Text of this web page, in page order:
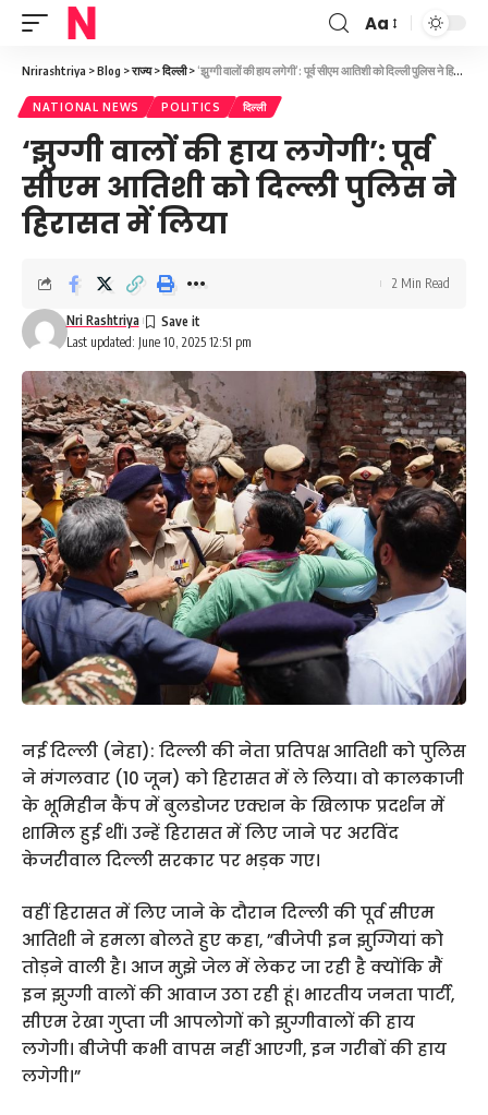
Font
Resizer
Aa
Nrirashtriya >Blog >राज्य>दिल्ली> ‘झुग्गी वालों की हाय लगेगी’: पूर्व सीएम आतिशी को दिल्ली पुलिस ने हिरासत में लिया
NATIONAL NEWS POLITICS दिल्ली
‘झुग्गी वालों की हाय लगेगी’: पूर्व
सीएम आतिशी को दिल्ली पुलिस ने
हिरासत में लिया
Last updated: June 10, 2025 12:51 pm
Nri Rashtriya
2 Min Read
नई दिल्ली (नेहा): दिल्ली की नेता प्रतिपक्ष आतिशी को पुलिस
ने मंगलवार (10 जून) को हिरासत में ले लिया। वो कालकाजी
के भूमिहीन कैंप में बुलडोजर एक्शन के खिलाफ प्रदर्शन में
शामिल हुई थीं। उन्हें हिरासत में लिए जाने पर अरविंद
केजरीवाल दिल्ली सरकार पर भड़क गए।
वहीं हिरासत में लिए जाने के दौरान दिल्ली की पूर्व सीएम
आतिशी ने हमला बोलते हुए कहा, ”बीजेपी इन झुग्गियां को
तोड़ने वाली है। आज मुझे जेल में लेकर जा रही है क्योंकि मैं
इन झुग्गी वालों की आवाज उठा रही हूं। भारतीय जनता पार्टी,
सीएम रेखा गुप्ता जी आपलोगों को झुग्गीवालों की हाय
लगेगी। बीजेपी कभी वापस नहीं आएगी, इन गरीबों की हाय
लगेगी।”